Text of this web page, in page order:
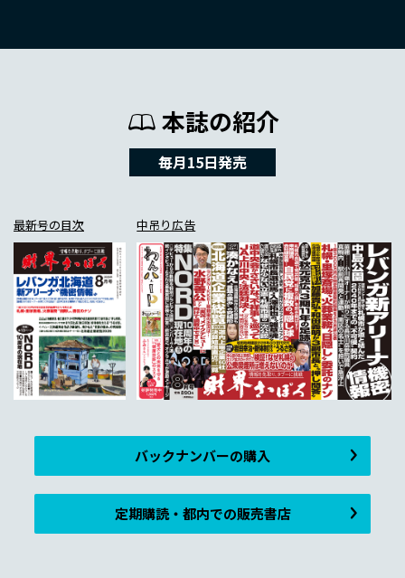
本誌の紹介
毎月15日発売
最新号の目次 中吊り広告
バックナンバーの購入
定期購読・都内での販売書店